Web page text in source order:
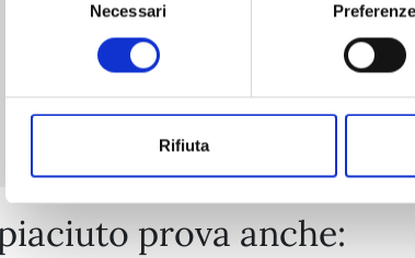
Necessari Preferenze
Rifiuta
prova anche: